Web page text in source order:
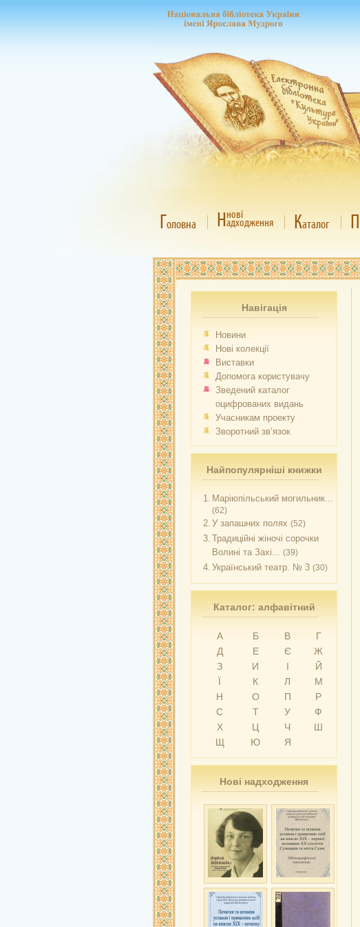
Головна Ннові
адходження Каталог П
Навігація
Новини
Нові колекції
Виставки
Допомога користувачу
Зведений каталог
оцифрованих видань
Учасникам проекту
Зворотний зв’язок
Найпопулярніші книжки
1. Маріюпільський могильник...
(62)
2. У запашних полях (52)
3. Традиційні жіночі сорочки
Волині та Захі... (39)
4. Український театр. № 3 (30)
Каталог: алфавітний
А Б В
Г
Д
Е Є
Ж
З
И І
Й
Ї
К Л
М
Н
О П
Р
С
Т У
Ф
Х
Ц Ч
Ш
Щ
Ю Я
Нові надходження